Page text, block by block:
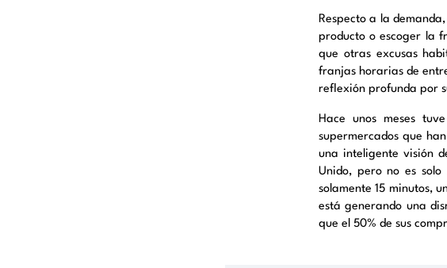
Respecto a la
producto o escoger la
que otras excusas
franjas horarias de
reflexión profunda por
Hace unos meses
supermercados que
una inteligente visión
Unido, pero no es
solamente 15 minutos,
está generando una
que el 50% de sus